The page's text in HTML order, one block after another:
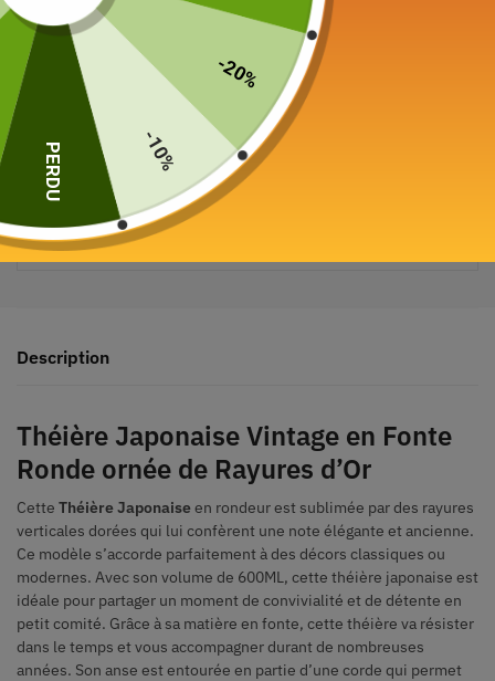
Paiement sécurisé garanti
Description
Théière JaponaiseVintage en Fonte
Ronde ornée de Rayures d’Or
Cette Théière Japonaiseen rondeur est sublimée par des rayures
verticales dorées qui lui confèrent une note élégante et ancienne.
Ce modèle s’accorde parfaitement à des décors classiques ou
modernes. Avec son volume de 600ML, cette théière japonaise est
idéale pour partager un moment de convivialité et de détente en
petit comité. Grâce à sa matière en fonte, cette théière va résister
dans le temps et vous accompagner durant de nombreuses
années. Son anse est entourée en partie d’une corde qui permet
-20%
-10%
PERDU